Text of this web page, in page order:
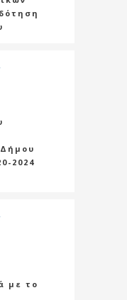
2024
με το